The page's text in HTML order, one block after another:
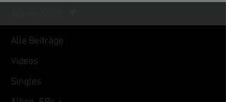
Alle Beiträge
Videos
Singles